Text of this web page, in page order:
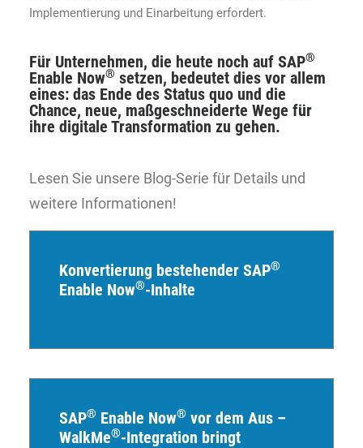
Implementierung und Einarbeitung erfordert.
Für Unternehmen, die heute noch auf SAP®
Enable Now® setzen, bedeutet dies vor allem
eines: das Ende des Status quo und die
Chance, neue, maßgeschneiderte Wege für
ihre digitale Transformation zu gehen.
Lesen Sie unsere Blog-Serie für Details und
weitere Informationen!
Konvertierung bestehender SAP®
Enable Now®-Inhalte
SAP® Enable Now® vor dem Aus –
WalkMe®-Integration bringt